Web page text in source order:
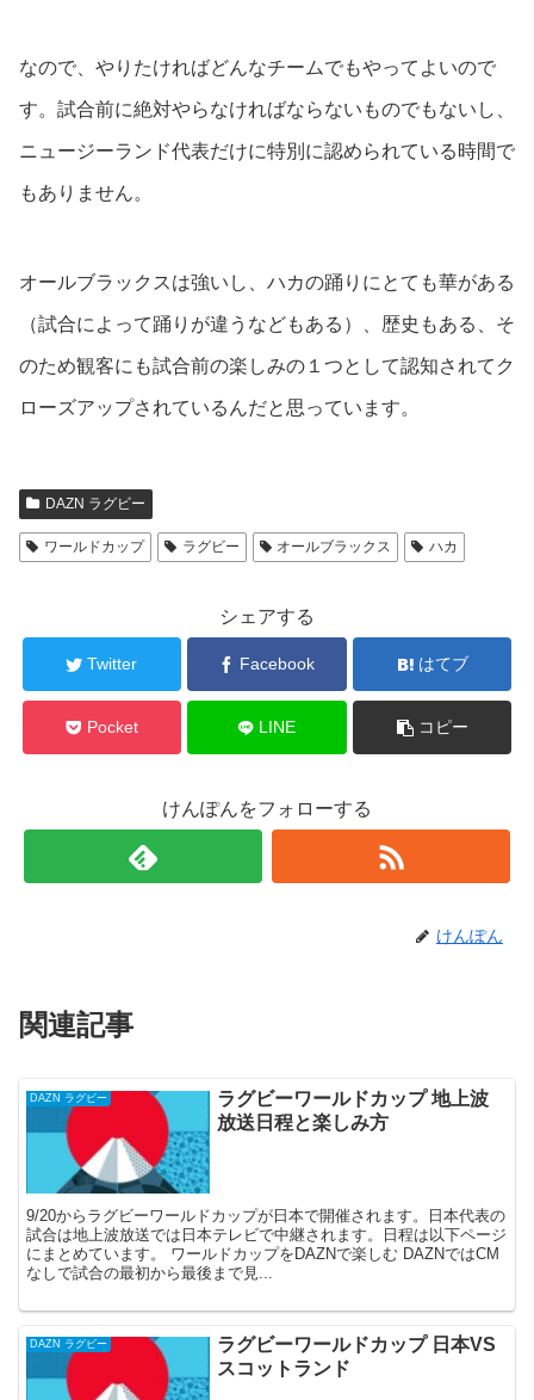
なので、やりたければどんなチームでもやってよいので
す。試合前に絶対やらなければならないものでもないし、
ニュージーランド代表だけに特別に認められている時間で
もありません。
オールブラックスは強いし、ハカの踊りにとても華がある
（試合によって踊りが違うなどもある）、歴史もある、そ
のため観客にも試合前の楽しみの１つとして認知されてク
ローズアップされているんだと思っています。
DAZN ラグビー
ワールドカップ ラグビー オールブラックス ハカ
シェアする
Twitter Facebook はてブ
Pocket LINE コピー
けんぽんをフォローする
けんぽん
関連記事
DAZN ラグビー
ラグビーワールドカップ 地上波
放送日程と楽しみ方
9/20からラグビーワールドカップが日本で開催されます。日本代表の
試合は地上波放送では日本テレビで中継されます。日程は以下ページ
にまとめています。 ワールドカップをDAZNで楽しむ DAZNではCM
なしで試合の最初から最後まで見...
DAZN ラグビー
ラグビーワールドカップ 日本VS
スコットランド